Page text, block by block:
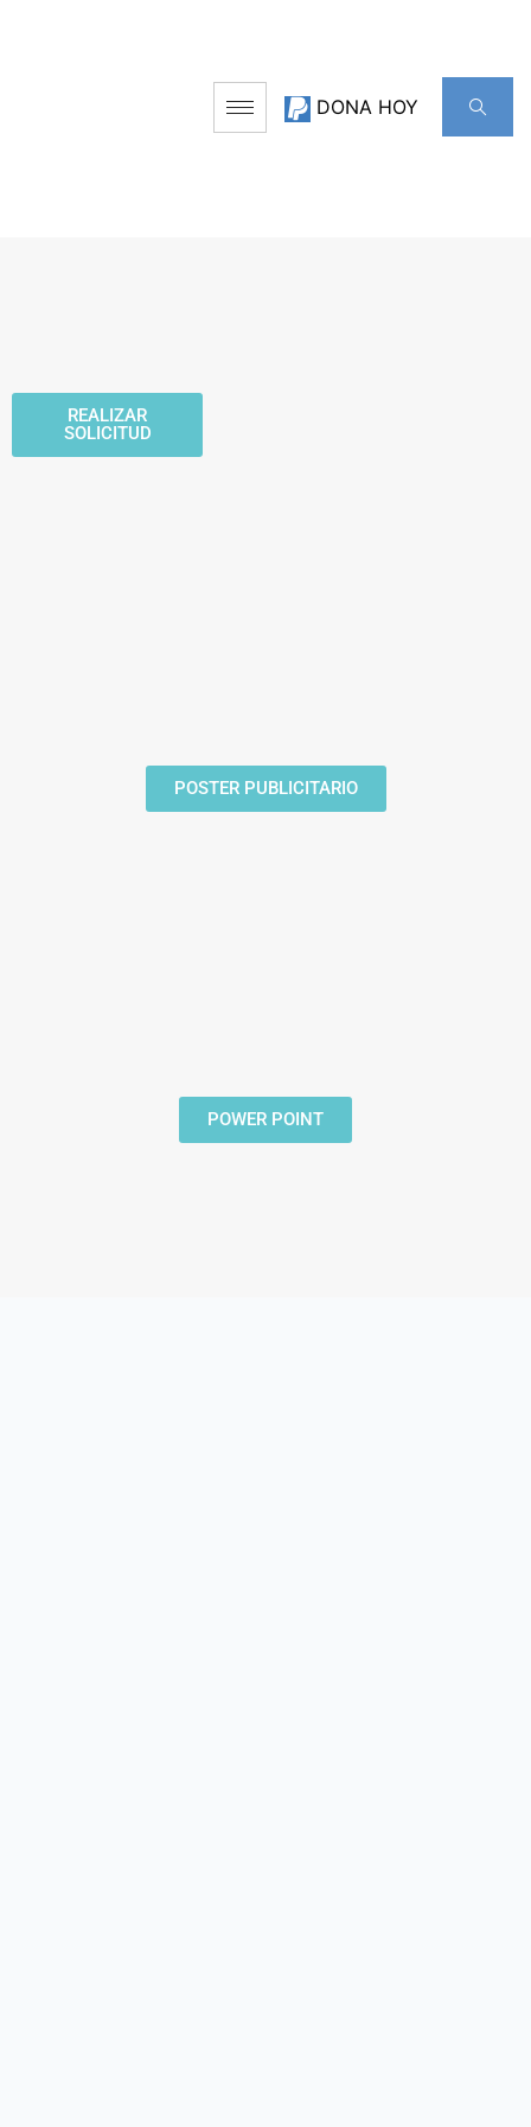
DONA HOY
REALIZAR
SOLICITUD
POSTER PUBLICITARIO
POWER POINT